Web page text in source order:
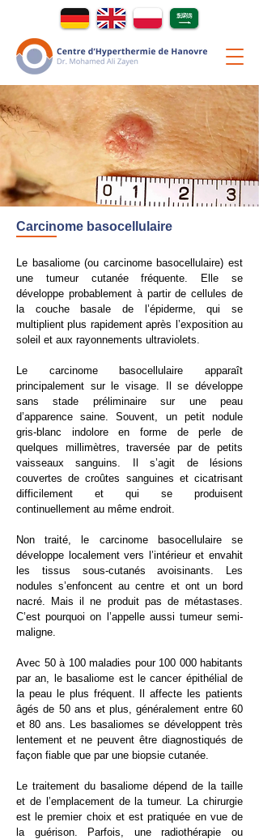
Carcinome basocellulaire
Le basaliome (ou carcinome basocellulaire) est
une tumeur cutanée fréquente. Elle se
développe probablement à partir de cellules de
la couche basale de l’épiderme, qui se
multiplient plus rapidement après l’exposition au
soleil et aux rayonnements ultraviolets.
Le carcinome basocellulaire apparaît
principalement sur le visage. Il se développe
sans stade préliminaire sur une peau
d’apparence saine. Souvent, un petit nodule
gris-blanc indolore en forme de perle de
quelques millimètres, traversée par de petits
vaisseaux sanguins. Il s’agit de lésions
couvertes de croûtes sanguines et cicatrisant
difficilement et qui se produisent
continuellement au même endroit.
Non traité, le carcinome basocellulaire se
développe localement vers l’intérieur et envahit
les tissus sous-cutanés avoisinants. Les
nodules s’enfoncent au centre et ont un bord
nacré. Mais il ne produit pas de métastases.
C’est pourquoi on l’appelle aussi tumeur semi-
maligne.
​Avec 50 à 100 maladies pour 100 000 habitants
par an, le basaliome est le cancer épithélial de
la peau le plus fréquent. Il affecte les patients
âgés de 50 ans et plus, généralement entre 60
et 80 ans. Les basaliomes se développent très
lentement et ne peuvent être diagnostiqués de
façon fiable que par une biopsie cutanée.
Le traitement du basaliome dépend de la taille
et de l’emplacement de la tumeur. La chirurgie
est le premier choix et est pratiquée en vue de
la guérison. Parfois, une radiothérapie ou